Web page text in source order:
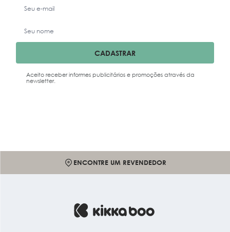
CADASTRAR
Aceito receber informes publicitários e promoções através da
newsletter.
ENCONTRE UM REVENDEDOR